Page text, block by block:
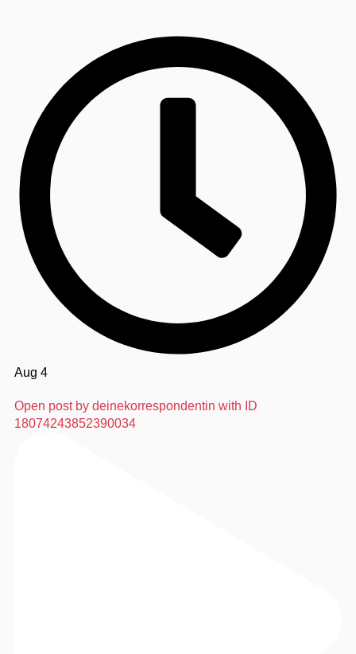
Aug 4
Open post by deinekorrespondentin with ID
18074243852390034